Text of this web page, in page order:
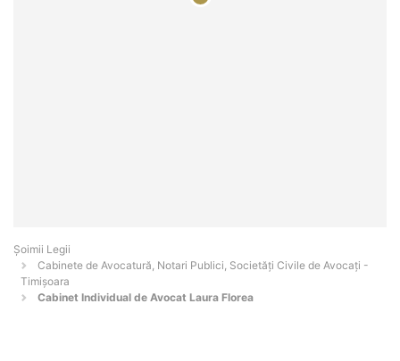
Șoimii Legii
Cabinete de Avocatură, Notari Publici, Societăți Civile de Avocați -
Timişoara
Cabinet Individual de Avocat Laura Florea